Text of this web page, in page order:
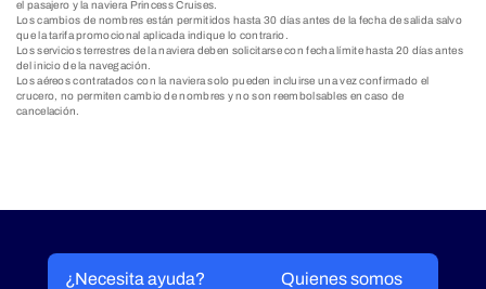
el pasajero y la naviera Princess Cruises.
Los cambios de nombres están permitidos hasta 30 días antes de la fecha de salida salvo
que la tarifa promocional aplicada indique lo contrario.
Los servicios terrestres de la naviera deben solicitarse con fecha límite hasta 20 días antes
del inicio de la navegación.
Los aéreos contratados con la naviera solo pueden incluirse una vez confirmado el
crucero, no permiten cambio de nombres y no son reembolsables en caso de
cancelación.
¿Necesita ayuda?
Quienes somos